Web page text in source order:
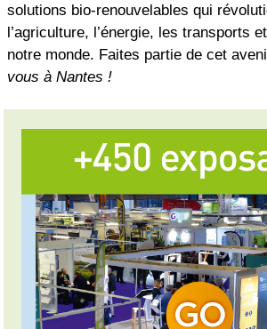
solutions bio-renouvelables qui
l’agriculture, l’énergie, les transports
notre monde. Faites partie de cet
vous à Nantes !